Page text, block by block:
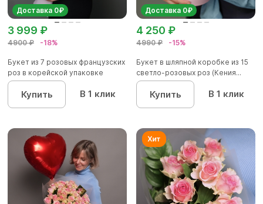
Доставка 0₽
4900 ₽ -18%
3 999 ₽
Букет из 7 розовых французских
роз в корейской упаковке
Купить В 1 клик
Доставка 0₽
4990 ₽ -15%
4 250 ₽
Букет в шляпной коробке из 15
светло-розовых роз (Кения...
Купить В 1 клик